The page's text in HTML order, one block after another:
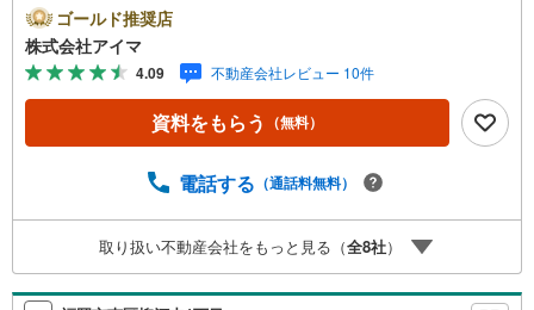
画」から「物件選び」まで全力でバックアップいたしま
す。＼株式会社アイマが選ばれる2大サポート/【プロ目線
のローンの提案力】大手ネット銀行をはじめ多数の金融機
関と提携。お借入期間「最長50年」のプランや今注目の低
金利プランなど、購入後の生活にゆとりを持たせるための
最適な資金計画をご提案します。【フットワーク軽い安心
いて移動が大変」という方も大歓迎。平日・夜間の現地案
いたします。まずは『見るだけ』『ローン相談だけ』でも
大歓迎。お客様のペースを最優先し、無理な営業は一切行
いません。お客様のライフスタイルに合わせた快適な住ま
い探しをお手伝いいたします。まずはお気軽にお問い合わ
ゴールド推奨店
株式会社アイマ
4.09 不動産会社レビュー 10件
資料をもらう （無料）
電話する （通話料無料）
取り扱い不動産会社をもっと見る（全8社）